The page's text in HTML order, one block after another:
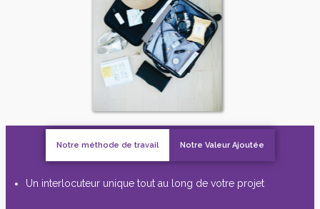
Notre méthode de travail Notre Valeur Ajoutée
Un interlocuteur unique tout au long de votre projet